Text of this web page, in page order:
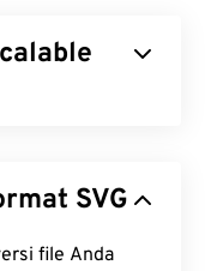
Markup
utama
Konversi file lain ke format SVG
file Anda